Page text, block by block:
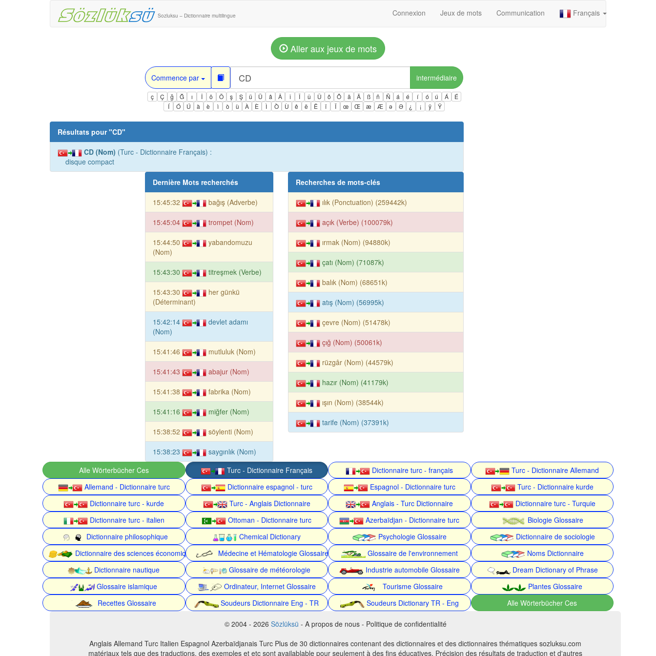
Sozluksu – Dictionnaire multilingue Connexion Jeux de mots Communication Français
Aller aux jeux de mots
Commence par intermédiaire
ç Ç ğ Ğ ı İ ö Ö ş Ş ü Ü â Â î Î û Û ô Ô ä Ä ß ñ Ñ á é í ó ú Á
É
Í
Ó Ú à è ì ò ù À È Ì Ò Ù ê ë Ë ï Ï œ Œ æ Æ ə Ə ¿ ¡ ÿ Ÿ
Résultats pour "CD"
CD (Nom) (Turc - Dictionnaire Français) :
disque compact
Dernière Mots recherchés
15:45:32 bağış (Adverbe)
15:45:04 trompet (Nom)
15:44:50
yabandomuzu
(Nom)
15:43:30 titreşmek (Verbe)
15:43:30
her günkü
(Déterminant)
15:42:14
devlet adamı
(Nom)
15:41:46 mutluluk (Nom)
15:41:43 abajur (Nom)
15:41:38 fabrika (Nom)
15:41:16 miğfer (Nom)
15:38:52 söylenti (Nom)
15:38:23 saygınlık (Nom)
Recherches de mots-clés
ılık (Ponctuation) (259442k)
açık (Verbe) (100079k)
ırmak (Nom) (94880k)
çatı (Nom) (71087k)
balık (Nom) (68651k)
atış (Nom) (56995k)
çevre (Nom) (51478k)
çığ (Nom) (50061k)
rüzgâr (Nom) (44579k)
hazır (Nom) (41179k)
ışın (Nom) (38544k)
tarife (Nom) (37391k)
Alle Wörterbücher Ces Turc - Dictionnaire Français Dictionnaire turc - français
Turc - Dictionnaire Allemand
Allemand - Dictionnaire turc
Dictionnaire espagnol - turc Espagnol - Dictionnaire turc
Turc - Dictionnaire kurde
Dictionnaire turc - kurde
Turc - Anglais Dictionnaire Anglais - Turc Dictionnaire
Dictionnaire turc - Turquie
Dictionnaire turc - italien
Ottoman - Dictionnaire turc Azerbaïdjan - Dictionnaire turc
Biologie Glossaire
Dictionnaire philosophique
Chemical Dictionary Psychologie Glossaire
Dictionnaire de sociologie
Dictionnaire des sciences économiques
Médecine et Hématologie Glossaire Glossaire de l'environnement
Noms Dictionnaire
Dictionnaire nautique
Glossaire de météorologie Industrie automobile Glossaire
Dream Dictionary of Phrase
Glossaire islamique
Ordinateur, Internet Glossaire Tourisme Glossaire
Plantes Glossaire
Recettes Glossaire
Soudeurs Dictionnaire Eng - TR Soudeurs Dictionary TR - Eng Alle Wörterbücher Ces
© 2004 - 2026 Sözlüksü - A propos de nous - Politique de confidentialité
Anglais Allemand Turc Italien Espagnol Azerbaïdjanais Turc Plus de 30 dictionnaires contenant des dictionnaires et des dictionnaires thématiques sozluksu.com
matériaux tels que des traductions, des exemples et etc sont availablable pour seulement à des fins éducatives. Précision des résultats de traduction et d'autres